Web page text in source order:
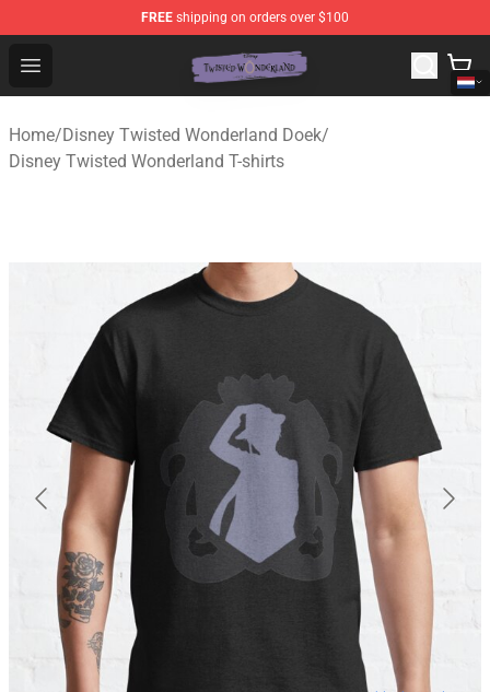
FREE shipping on orders over $100
Open menu
Twisted Wonderland Store - Official Twisted
Home/Disney Twisted Wonderland Doek/
Disney Twisted Wonderland T-shirts